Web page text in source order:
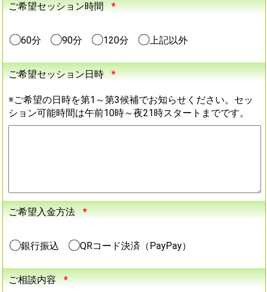
ご希望セッション時間 *
60分 90分 120分 上記以外
ご希望セッション日時 *
※ご希望の日時を第1～第3候補でお知らせください。セッ
ション可能時間は午前10時～夜21時スタートまでです。
ご希望入金方法 *
銀行振込 QRコード決済（PayPay）
ご相談内容 *